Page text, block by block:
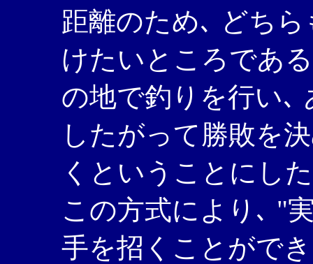
距離のため､ どち
けたいところであ
の地で釣りを行い､
したがって勝敗を
くということにし
この方式により､ "
手を招くことがで